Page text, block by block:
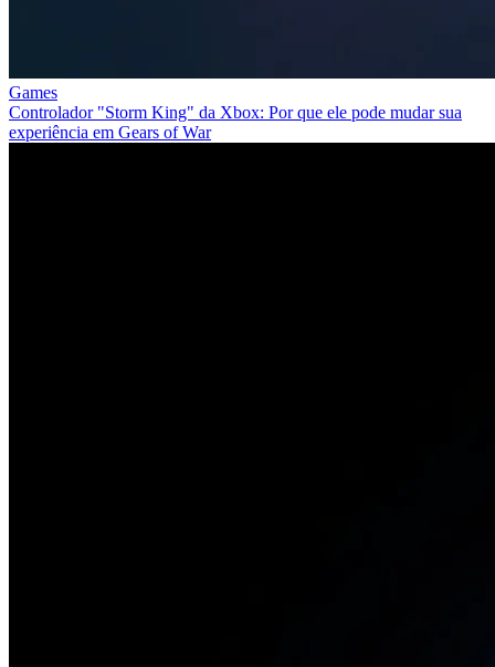
Games
Controlador "Storm King" da Xbox: Por que ele pode mudar sua
experiência em Gears of War